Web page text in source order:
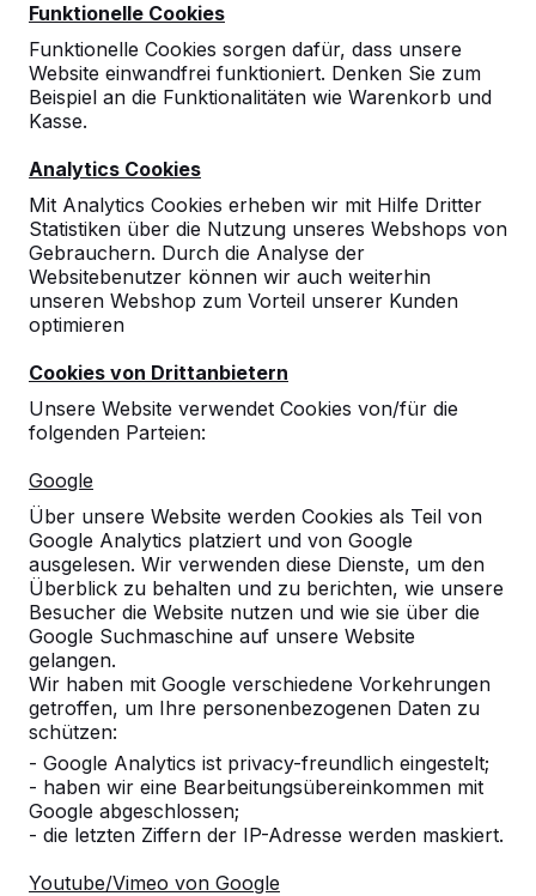
Funktionelle Cookies
Funktionelle Cookies sorgen dafür, dass unsere
Website einwandfrei funktioniert. Denken Sie zum
Beispiel an die Funktionalitäten wie Warenkorb und
Kasse.
Analytics Cookies
Mit Analytics Cookies erheben wir mit Hilfe Dritter
Statistiken über die Nutzung unseres Webshops von
Gebrauchern. Durch die Analyse der
Websitebenutzer können wir auch weiterhin
unseren Webshop zum Vorteil unserer Kunden
optimieren
Cookies von Drittanbietern
Unsere Website verwendet Cookies von/für die
folgenden Parteien:
Google
Über unsere Website werden Cookies als Teil von
Google Analytics platziert und von Google
ausgelesen. Wir verwenden diese Dienste, um den
Überblick zu behalten und zu berichten, wie unsere
Besucher die Website nutzen und wie sie über die
Google Suchmaschine auf unsere Website
gelangen.
Wir haben mit Google verschiedene Vorkehrungen
getroffen, um Ihre personenbezogenen Daten zu
schützen:
- Google Analytics ist privacy-freundlich eingestelt;
- haben wir eine Bearbeitungsübereinkommen mit
Google abgeschlossen;
- die letzten Ziffern der IP-Adresse werden maskiert.
Youtube/Vimeo von Google
Referenzen
Unsere Produkte finden Sie in ganz Europa
und darüber hinaus. Sehen Sie hier, wo Sie
ein HeBlad-Produkt in Ihrer Nähe finden.
Produkt
Alles anzeigen
Kategorie
Alles anzeigen
Ort oder Postleitzahl suchen